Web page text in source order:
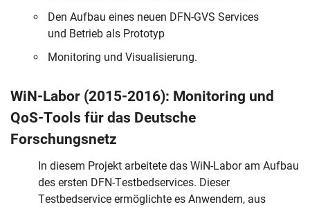
Den Aufbau eines neuen DFN-GVS Services
und Betrieb als Prototyp
Monitoring und Visualisierung.
WiN-Labor (2015-2016): Monitoring und
QoS-Tools für das Deutsche
Forschungsnetz
In diesem Projekt arbeitete das WiN-Labor am Aufbau
des ersten DFN-Testbedservices. Dieser
Testbedservice ermöglichte es Anwendern, aus